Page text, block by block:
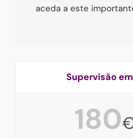
aceda a este
Supervisão
180